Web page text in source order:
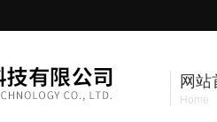
网站
Home